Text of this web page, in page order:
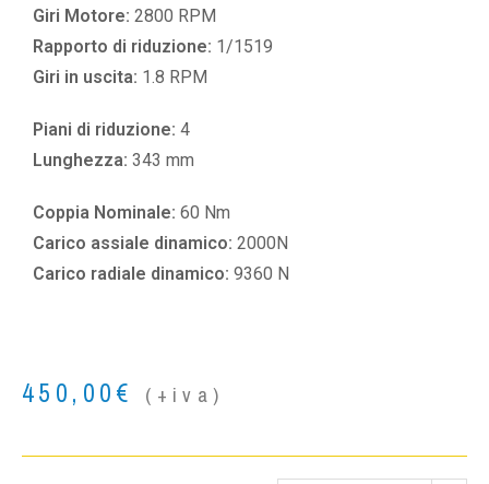
Giri Motore: 2800 RPM
Rapporto di riduzione: 1/1519
Giri in uscita: 1.8 RPM
Piani di riduzione: 4
Lunghezza: 343 mm
Coppia Nominale: 60 Nm
Carico assiale dinamico: 2000N
Carico radiale dinamico: 9360 N
450,00€ (+iva)